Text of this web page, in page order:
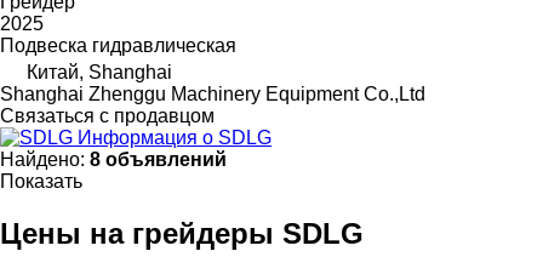
2025
Подвеска гидравлическая
Китай, Shanghai
Shanghai Zhenggu Machinery Equipment Co.,Ltd
Связаться с продавцом
Информация о SDLG
Найдено: 8 объявлений
Показать
Цены на грейдеры SDLG